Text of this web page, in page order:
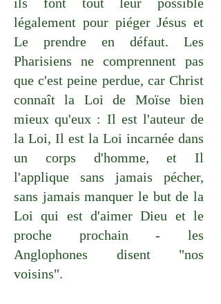
légalement pour piéger Jésus et
Le prendre en défaut. Les
Pharisiens ne comprennent pas
que c'est peine perdue, car Christ
connaît la Loi de Moïse bien
mieux qu'eux : Il est l'auteur de
la Loi, Il est la Loi incarnée dans
un corps d'homme, et Il
l'applique sans jamais pécher,
sans jamais manquer le but de la
Loi qui est d'aimer Dieu et le
proche prochain - les
Anglophones disent "nos
voisins".